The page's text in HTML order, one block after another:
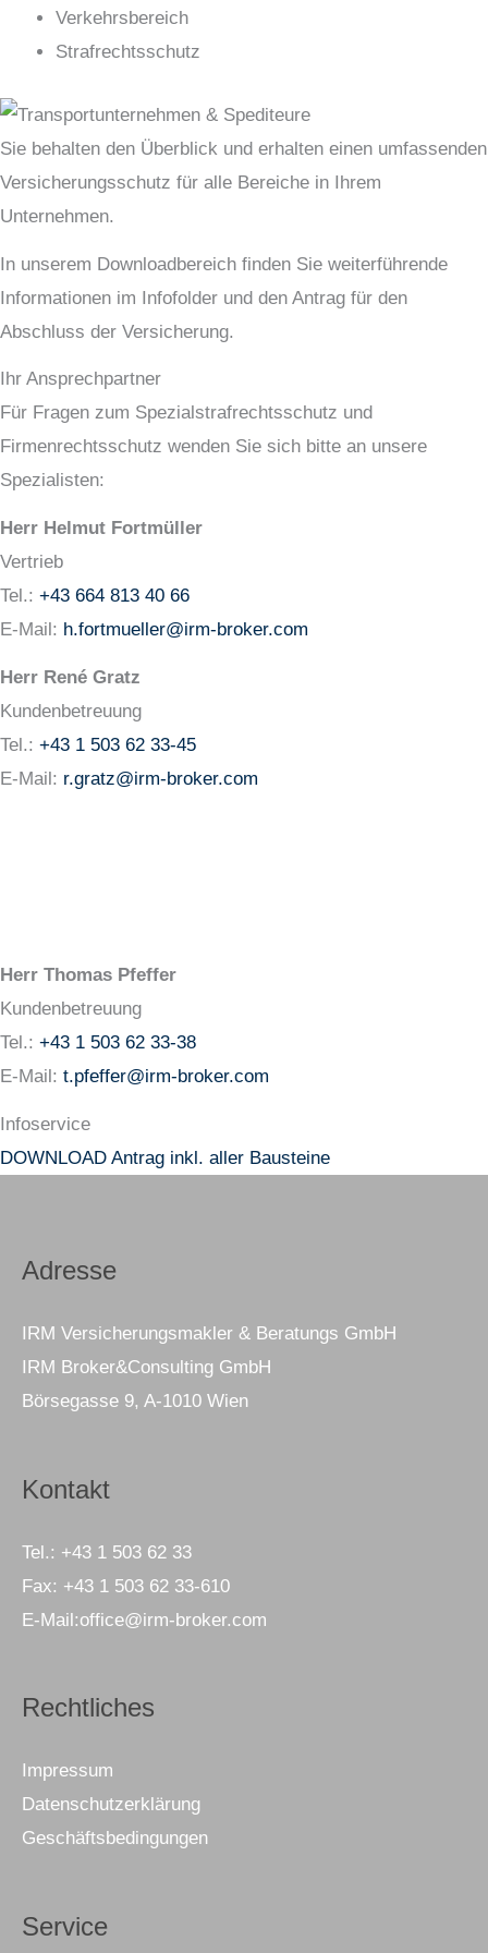
Verkehrsbereich
Strafrechtsschutz
Sie behalten den Überblick und erhalten einen umfassenden
Versicherungsschutz für alle Bereiche in Ihrem
Unternehmen.
In unserem Downloadbereich finden Sie weiterführende
Informationen im Infofolder und den Antrag für den
Abschluss der Versicherung.
Ihr Ansprechpartner
Für Fragen zum Spezialstrafrechtsschutz und
Firmenrechtsschutz wenden Sie sich bitte an unsere
Spezialisten:
Herr Helmut Fortmüller
Vertrieb
Tel.: +43 664 813 40 66
E-Mail: h.fortmueller@irm-broker.com
Herr René Gratz
Kundenbetreuung
Tel.: +43 1 503 62 33-45
E-Mail: r.gratz@irm-broker.com
Herr Thomas Pfeffer
Kundenbetreuung
Tel.: +43 1 503 62 33-38
E-Mail: t.pfeffer@irm-broker.com
Infoservice
DOWNLOAD Antrag inkl. aller Bausteine
Adresse
IRM Versicherungsmakler & Beratungs GmbH
IRM Broker&Consulting GmbH
Börsegasse 9, A-1010 Wien
Kontakt
Tel.: +43 1 503 62 33
Fax: +43 1 503 62 33-610
E-Mail:office@irm-broker.com
Rechtliches
Impressum
Datenschutzerklärung
Geschäftsbedingungen
Service